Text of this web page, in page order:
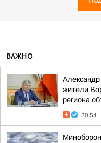
ВАЖНО
жители
региона
20:54